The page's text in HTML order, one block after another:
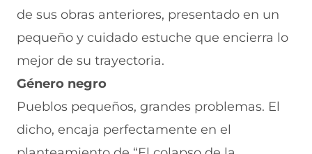
de sus obras anteriores, presentado en un
pequeño y cuidado estuche que encierra lo
mejor de su trayectoria.
Género negro
Pueblos pequeños, grandes problemas. El
dicho, encaja perfectamente en el